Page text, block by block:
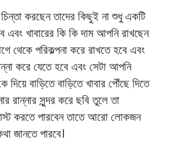
করছেন তাদের কিছুই না শুধু একটি
এবং খাবারের কি কি দাম আপনি রাখছেন
থেকে পরিকল্পনা করে রাখতে হবে এবং
করে যেতে হবে এবং সেটা আপনি
বাড়িতে বাড়িতে খাবার পৌঁছে দিতে
রান্নার সুন্দর করে ছবি তুলে তা
করতে পারবেন তাতে আরো লোকজন
জানতে পারবে।